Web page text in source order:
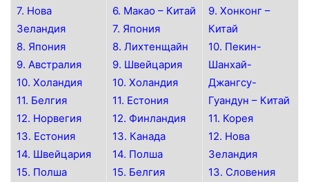
7. Нова
Зеландия
8. Япония
9. Австралия
10. Холандия
11. Белгия
12. Норвегия
13. Естония
14. Швейцария
15. Полша
6. Макао – Китай
7. Япония
8. Лихтенщайн
9. Швейцария
10. Холандия
11. Естония
12. Финландия
13. Канада
14. Полша
15. Белгия
9. Хонконг –
Китай
10. Пекин-
Шанхай-
Джангсу-
Гуандун – Китай
11. Корея
12. Нова
Зеландия
13. Словения